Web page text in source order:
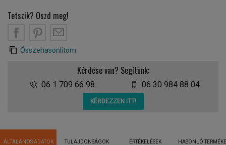
Tetszik? Oszd meg!
Összehasonlítom
Kérdése van? Segítünk:
06 1 709 66 98 06 30 984 88 04
KÉRDEZZEN ITT!
ÁLTALÁNOS ADATOK TULAJDONSÁGOK ÉRTÉKELÉSEK HASONLÓ